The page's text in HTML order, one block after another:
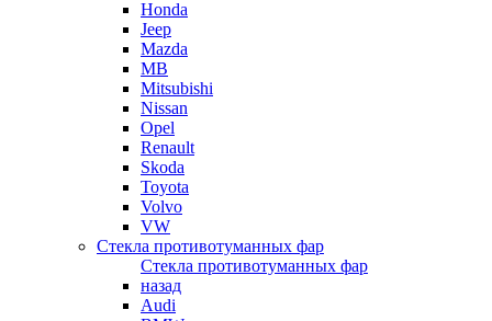
Honda
Jeep
Mazda
MB
Mitsubishi
Nissan
Opel
Renault
Skoda
Toyota
Volvo
VW
Стекла противотуманных фар
Стекла противотуманных фар
назад
Audi